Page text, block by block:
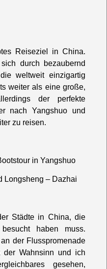
Reiseziel in China.
durch bezaubernd
weltweit einzigartig
weiter als eine große,
der perfekte
nach Yangshuo und
zu reisen.
in Yangshuo
Longsheng – Dazhai
Städte in China, die
haben muss.
der Flusspromenade
der Wahnsinn und ich
gesehen,